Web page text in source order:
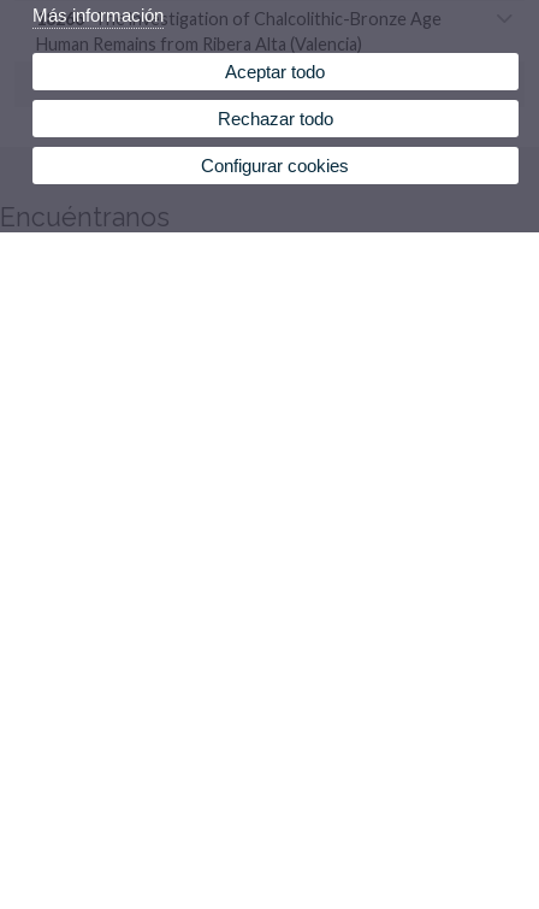
18266 The lnvestigation of Chalcolithic-Bronze Age
Human Remains from Ribera Alta (Valencia)
Comercio de la Terra Sigillata Africana en Valentia
Encuéntranos
Más información
Aceptar todo
Rechazar todo
Configurar cookies